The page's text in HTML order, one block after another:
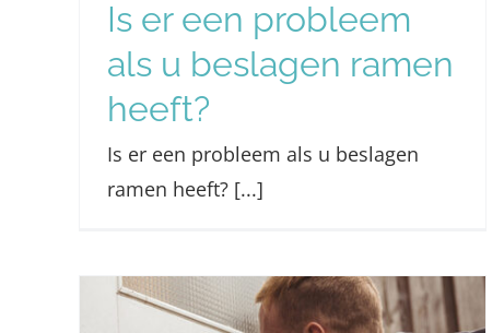
Is er een probleem
als u beslagen ramen
heeft?
Is er een probleem als u beslagen
ramen heeft? [...]